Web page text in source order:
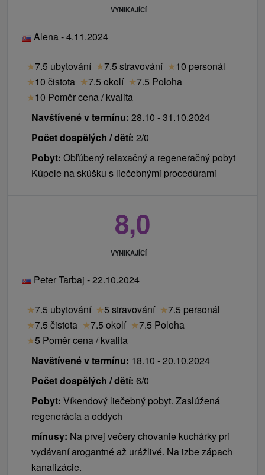
VYNIKAJÍCÍ
Alena - 4.11.2024
★7.5 ubytování ★7.5 stravování ★10 personál
★10 čistota ★7.5 okolí ★7.5 Poloha
★10 Poměr cena / kvalita
Navštívené v termínu: 28.10 - 31.10.2024
Počet dospělých / dětí: 2/0
Pobyt: Obľúbený relaxačný a regeneračný pobyt
Kúpele na skúšku s liečebnými procedúrami
8,0
VYNIKAJÍCÍ
Peter Tarbaj - 22.10.2024
★7.5 ubytování ★5 stravování ★7.5 personál
★7.5 čistota ★7.5 okolí ★7.5 Poloha
★5 Poměr cena / kvalita
Navštívené v termínu: 18.10 - 20.10.2024
Počet dospělých / dětí: 6/0
Pobyt: Víkendový liečebný pobyt. Zaslúžená
regenerácia a oddych
mínusy: Na prvej večery chovanie kuchárky pri
vydávaní arogantné až urážlivé. Na izbe zápach
kanalizácie.